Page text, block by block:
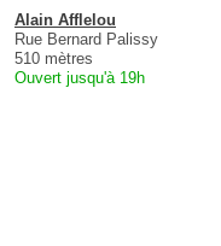
Alain Afflelou
Rue Bernard Palissy
510 mètres
Ouvert jusqu'à 19h